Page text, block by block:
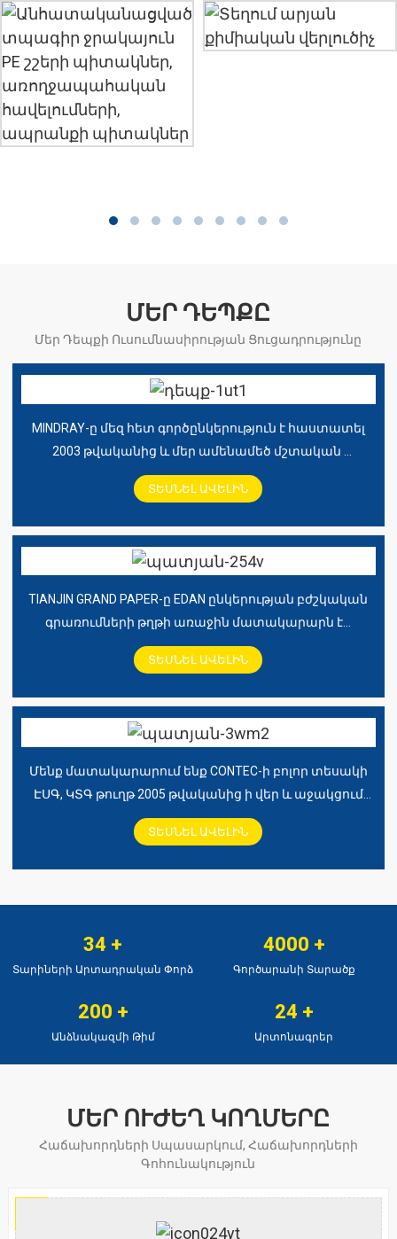
ՄԵՐ ԴԵՊՔԸ
Մեր Դեպքի Ուսումնասիրության Ցուցադրությունը
MINDRAY-ը մեզ հետ գործընկերություն է հաստատել
2003 թվականից և մեր ամենամեծ մշտական ​​
հաճախորդներից մեկն է։
ՏԵՍՆԵԼ ԱՎԵԼԻՆ
TIANJIN GRAND PAPER-ը EDAN ընկերության բժշկական
գրառումների թղթի առաջին մատակարարն է...
ՏԵՍՆԵԼ ԱՎԵԼԻՆ
Մենք մատակարարում ենք CONTEC-ի բոլոր տեսակի
ԷՍԳ, ԿՏԳ թուղթ 2005 թվականից ի վեր և աջակցում
ենք CONTEC գլոբալ...
ՏԵՍՆԵԼ ԱՎԵԼԻՆ
34 +
Տարիների Արտադրական Փորձ
4000 +
Գործարանի Տարածք
200 +
Անձնակազմի Թիմ
24 +
Արտոնագրեր
ՄԵՐ ՈՒԺԵՂ ԿՈՂՄԵՐԸ
Հաճախորդների Սպասարկում, Հաճախորդների
Գոհունակություն